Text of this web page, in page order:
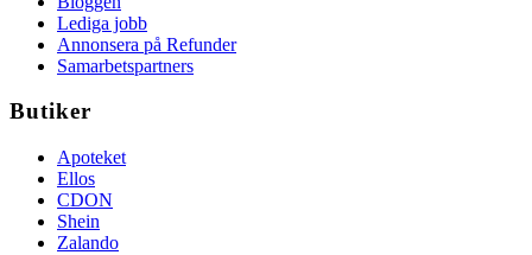
Lediga jobb
Annonsera på Refunder
Samarbetspartners
Butiker
Apoteket
Ellos
CDON
Shein
Zalando